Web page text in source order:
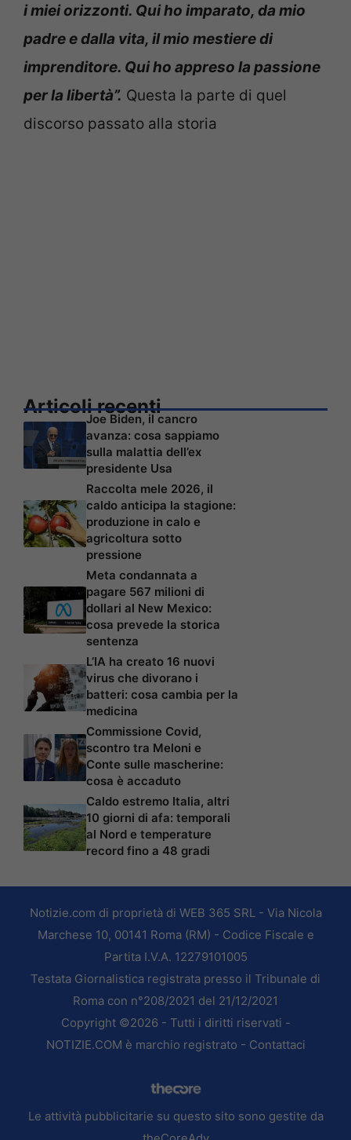
i miei orizzonti. Qui ho imparato, da mio
padre e dalla vita, il mio mestiere di
imprenditore. Qui ho appreso la passione
per la libertà”. Questa la parte di quel
discorso passato alla storia
Articoli recenti
Joe Biden, il cancro
avanza: cosa sappiamo
sulla malattia dell’ex
presidente Usa
Raccolta mele 2026, il
caldo anticipa la stagione:
produzione in calo e
agricoltura sotto
pressione
Meta condannata a
pagare 567 milioni di
dollari al New Mexico:
cosa prevede la storica
sentenza
L’IA ha creato 16 nuovi
virus che divorano i
batteri: cosa cambia per la
medicina
Commissione Covid,
scontro tra Meloni e
Conte sulle mascherine:
cosa è accaduto
Caldo estremo Italia, altri
10 giorni di afa: temporali
al Nord e temperature
record fino a 48 gradi
Notizie.com di proprietà di WEB 365 SRL - Via Nicola
Marchese 10, 00141 Roma (RM) - Codice Fiscale e
Partita I.V.A. 12279101005
Testata Giornalistica registrata presso il Tribunale di
Roma con n°208/2021 del 21/12/2021
Copyright ©2026 - Tutti i diritti riservati -
NOTIZIE.COM è marchio registrato - Contattaci
Le attività pubblicitarie su questo sito sono gestite da